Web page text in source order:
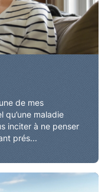
de mes
qu’une maladie
inciter à ne penser
prés...